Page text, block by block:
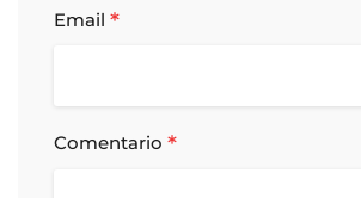
Email *
Comentario *